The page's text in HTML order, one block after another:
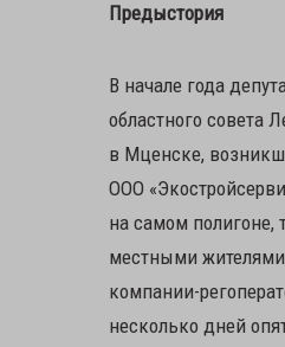
Предыстория
В начале года
областного совета
в Мценске,
ООО
на самом полигоне,
местными
компании-
несколько дней